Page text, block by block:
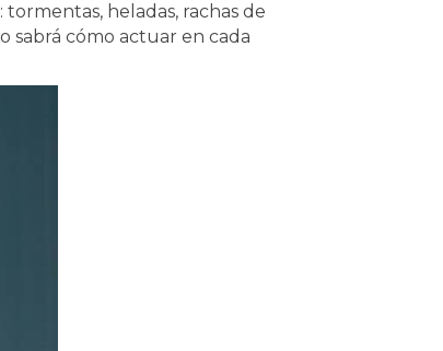
: tormentas, heladas, rachas de
sabrá cómo actuar en cada